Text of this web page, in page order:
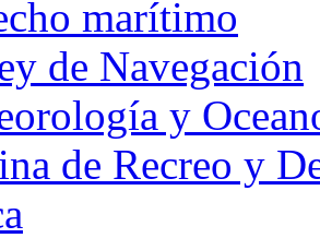
marítimo
de Navegación
y
de Recreo y